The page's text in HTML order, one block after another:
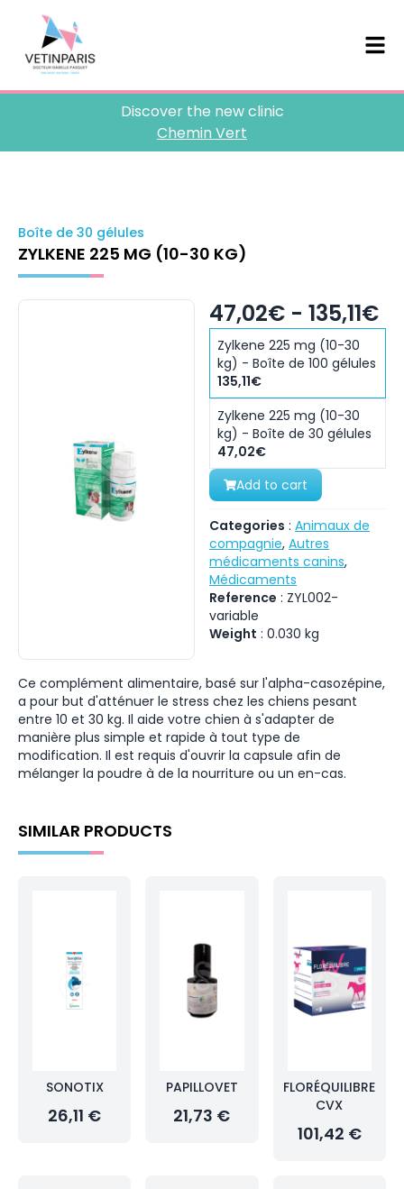
Discover the new clinic
Chemin Vert
Boîte de 30 gélules
ZYLKENE 225 MG (10-30 KG)
47,02€ - 135,11€
Zylkene 225 mg (10-30
kg) - Boîte de 100 gélules
135,11€
Zylkene 225 mg (10-30
kg) - Boîte de 30 gélules
47,02€
Add to cart
Categories : Animaux de
compagnie, Autres
médicaments canins,
Médicaments
Reference : ZYL002-
variable
Weight : 0.030 kg
Ce complément alimentaire, basé sur l'alpha-casozépine,
a pour but d'atténuer le stress chez les chiens pesant
entre 10 et 30 kg. Il aide votre chien à s'adapter de
manière plus simple et rapide à tout type de
modification. Il est requis d'ouvrir la capsule afin de
mélanger la poudre à de la nourriture ou un en-cas.
SIMILAR PRODUCTS
SONOTIX
26,11 €
PAPILLOVET
21,73 €
FLORÉQUILIBRE
CVX
101,42 €